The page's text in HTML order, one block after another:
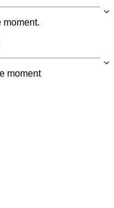
moment.
moment